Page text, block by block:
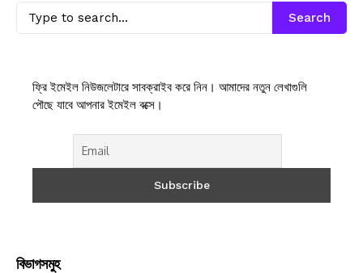
Search
ফ্রি ইমেইল নিউজলেটারে সাবক্রাইব করে নিন। আমাদের নতুন লেখাগুলি
পৌছে যাবে আপনার ইমেইল বক্সে।
বিভাগসমুহ